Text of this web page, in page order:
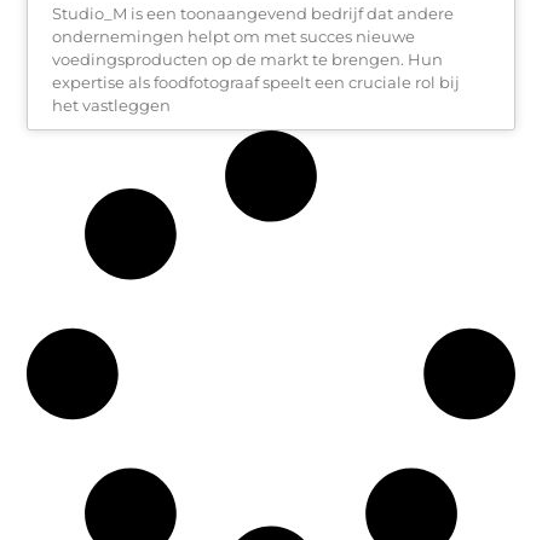
Studio_M is een toonaangevend bedrijf dat andere
ondernemingen helpt om met succes nieuwe
voedingsproducten op de markt te brengen. Hun
expertise als foodfotograaf speelt een cruciale rol bij
het vastleggen